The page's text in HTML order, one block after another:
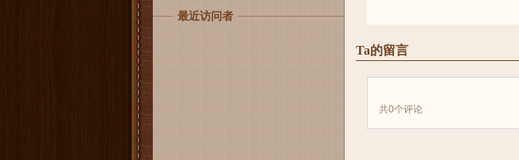
最近访问者
Ta的留言
共0个评论